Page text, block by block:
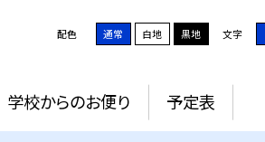
配色 通常 白地 黒地 文字
学校からのお便り 予定表